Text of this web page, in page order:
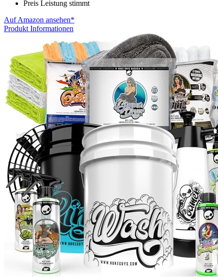
Preis Leistung stimmt
Auf Amazon ansehen*
Produkt Informationen